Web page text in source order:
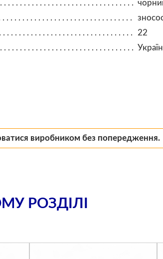
22
виробником без попередження.
РОЗДІЛІ